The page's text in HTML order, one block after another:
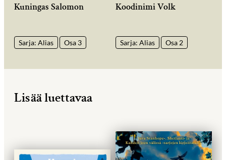
Kuningas Salomon
Sarja: Alias Osa 3
Koodinimi Volk
Sarja: Alias Osa 2
Lisää luettavaa